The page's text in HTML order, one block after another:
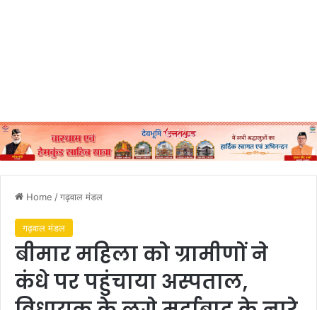
Home /गढ़वाल मंडल
गढ़वाल मंडल
बीमार महिला को ग्रामीणों ने
कंधे पर पहुंचाया अस्पताल,